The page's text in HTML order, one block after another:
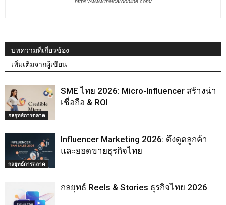
บทความที่เกี่ยวข้อง
เพิ่มเติมจากผู้เขียน
กลยุทธ์การตลาด
SME ไทย 2026: Micro-Influencer สร้างน่า
เชื่อถือ & ROI
กลยุทธ์การตลาด
Influencer Marketing 2026: ดึงดูดลูกค้า
และยอดขายธุรกิจไทย
กลยุทธ์ Reels & Stories ธุรกิจไทย 2026